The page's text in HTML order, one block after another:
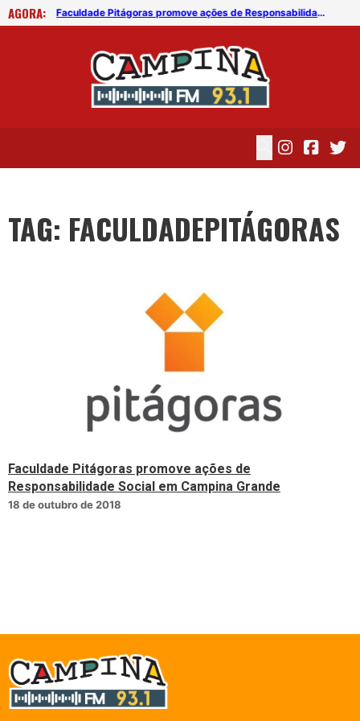
AGORA:
Faculdade Pitágoras promove ações de Responsabilidade Social em Campina Grande Faculdade Pitágoras promove ações de Responsabilidade Social em Campina Grande
TAG: FACULDADEPITÁGORAS
Faculdade Pitágoras promove ações de
Responsabilidade Social em Campina Grande
18 de outubro de 2018